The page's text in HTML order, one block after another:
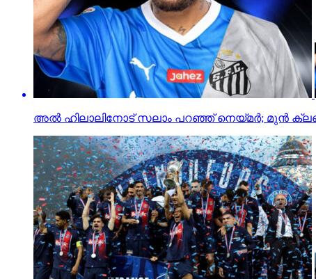
അല്‍ ഹിലാലിനോട് സലാം പറഞ്ഞ് നെയ്മര്‍; മുന്‍